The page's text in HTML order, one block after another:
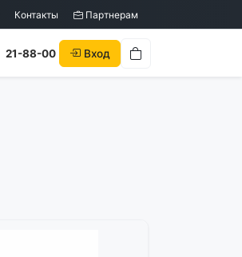
Контакты Партнерам
21-88-00 Вход